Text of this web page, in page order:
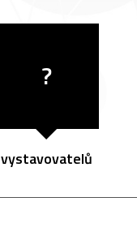
?
vystavovatelů